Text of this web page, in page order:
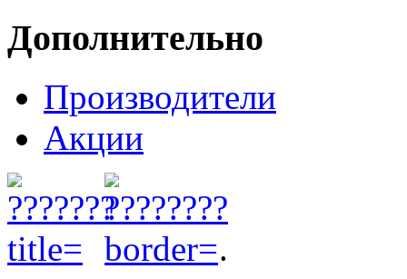
Дополнительно
Производители
Акции
.